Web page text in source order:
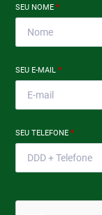
SEU NOME*
SEU E-MAIL*
SEU TELEFONE*